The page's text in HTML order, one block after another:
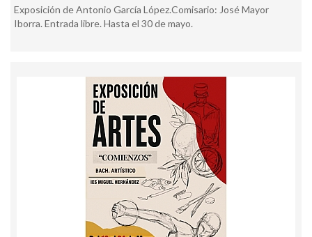
Exposición de Antonio García López.Comisario: José Mayor
Iborra. Entrada libre. Hasta el 30 de mayo.